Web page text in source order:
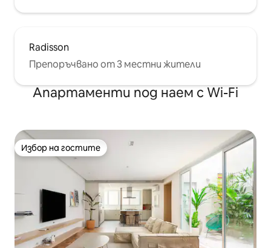
Radisson
Препоръчвано от 3 местни жители
Апартаменти под наем с Wi-Fi
Избор на гостите
Избор на гостите